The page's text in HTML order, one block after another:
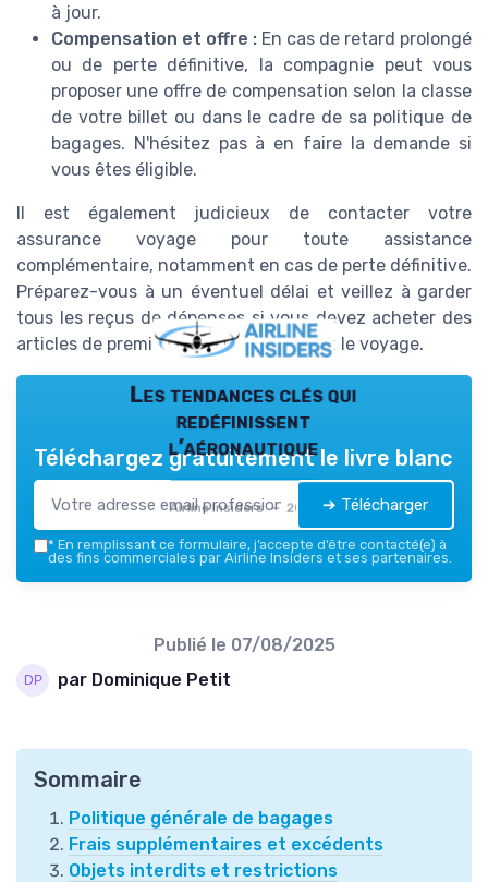
à jour.
Compensation et offre : En cas de retard prolongé
ou de perte définitive, la compagnie peut vous
proposer une offre de compensation selon la classe
de votre billet ou dans le cadre de sa politique de
bagages. N'hésitez pas à en faire la demande si
vous êtes éligible.
Il est également judicieux de contacter votre
assurance voyage pour toute assistance
complémentaire, notamment en cas de perte définitive.
Préparez-vous à un éventuel délai et veillez à garder
tous les reçus de dépenses si vous devez acheter des
articles de première nécessité pendant le voyage.
Les tendances clés qui
redéfinissent
l’aéronautique
Airline Insiders — 2026
Téléchargez gratuitement le livre blanc
➔ Télécharger
* En remplissant ce formulaire, j’accepte d’être contacté(e) à
des fins commerciales par Airline Insiders et ses partenaires.
Publié le 07/08/2025
par Dominique Petit
Sommaire
Politique générale de bagages
Frais supplémentaires et excédents
Objets interdits et restrictions